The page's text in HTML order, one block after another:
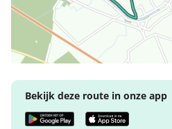
Bekijk deze route in onze app